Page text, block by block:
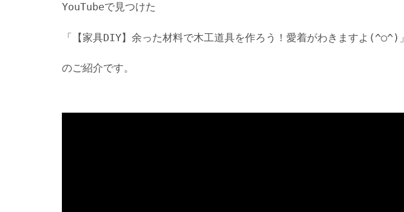
YouTubeで見つけた
「【家具DIY】余った材料で木工道具を作ろう！愛着がわきますよ(^○^)」
のご紹介です。